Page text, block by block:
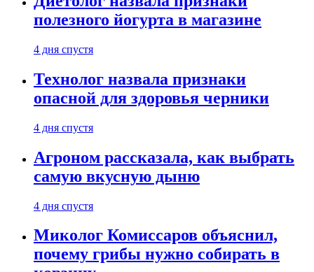
полезного йогурта в магазине
4 дня спустя
Технолог назвала признаки
опасной для здоровья черники
4 дня спустя
Агроном рассказала, как выбрать
самую вкусную дыню
4 дня спустя
Миколог Комиссаров объяснил,
почему грибы нужно собирать в